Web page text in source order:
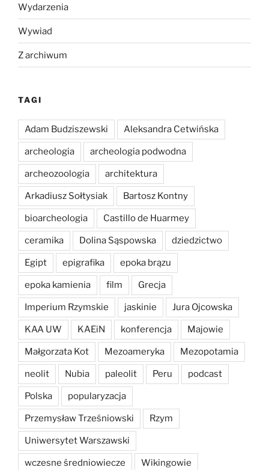
Wydarzenia
Wywiad
Z archiwum
TAGI
Adam Budziszewski Aleksandra Cetwińska
archeologia archeologia podwodna
archeozoologia architektura
Arkadiusz Sołtysiak Bartosz Kontny
bioarcheologia Castillo de Huarmey
ceramika Dolina Sąspowska dziedzictwo
Egipt epigrafika epoka brązu
epoka kamienia film Grecja
Imperium Rzymskie jaskinie Jura Ojcowska
KAA UW KAEiN konferencja Majowie
Małgorzata Kot Mezoameryka Mezopotamia
neolit Nubia paleolit Peru podcast
Polska popularyzacja
Przemysław Trześniowski Rzym
Uniwersytet Warszawski
wczesne średniowiecze Wikingowie